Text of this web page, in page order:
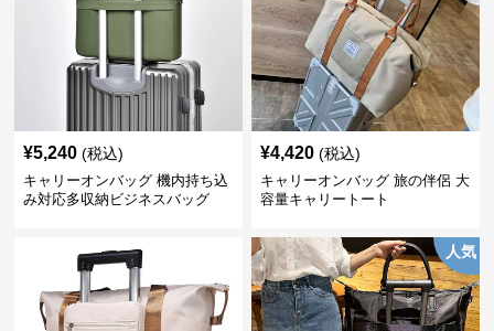
¥5,240 (税込)
キャリーオンバッグ 機内持ち込
み対応多収納ビジネスバッグ
¥4,420 (税込)
キャリーオンバッグ 旅の伴侶 大
容量キャリートート
人気